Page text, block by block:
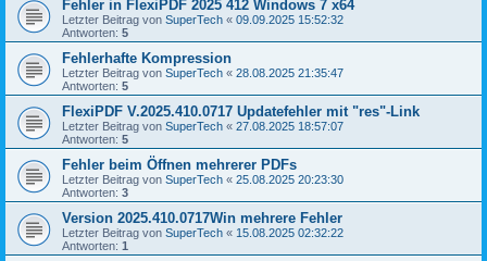
Fehler in FlexiPDF 2025 412 Windows 7 x64
Letzter Beitrag von SuperTech « 09.09.2025 15:52:32
Antworten: 5
Fehlerhafte Kompression
Letzter Beitrag von SuperTech « 28.08.2025 21:35:47
Antworten: 5
FlexiPDF V.2025.410.0717 Updatefehler mit "res"-Link
Letzter Beitrag von SuperTech « 27.08.2025 18:57:07
Antworten: 5
Fehler beim Öffnen mehrerer PDFs
Letzter Beitrag von SuperTech « 25.08.2025 20:23:30
Antworten: 3
Version 2025.410.0717Win mehrere Fehler
Letzter Beitrag von SuperTech « 15.08.2025 02:32:22
Antworten: 1